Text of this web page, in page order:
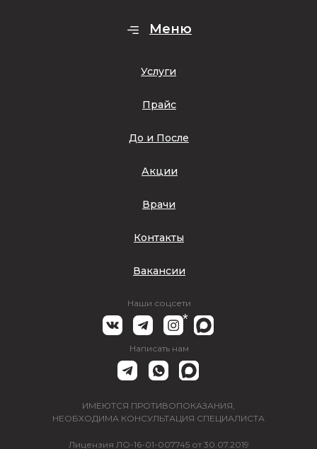
ИМЕЮТСЯ ПРОТИВОПОКАЗАНИЯ,
НЕОБХОДИМА КОНСУЛЬТАЦИЯ СПЕЦИАЛИСТА
Лицензия ЛО-16-01-007745 от 30.07.2019
Наши соцсети
Услуги
Прайс
До и После
Акции
Врачи
Меню
Контакты
Вакансии
Написать нам
*